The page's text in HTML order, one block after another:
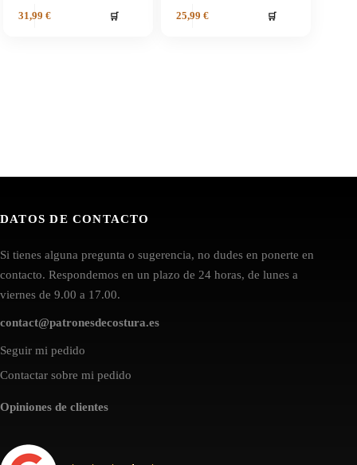
31,99 € 🛒 25,99 € 🛒
DATOS DE CONTACTO
Si tienes alguna pregunta o sugerencia, no dudes en ponerte en
contacto. Respondemos en un plazo de 24 horas, de lunes a
viernes de 9.00 a 17.00.
contact@patronesdecostura.es
Seguir mi pedido
Contactar sobre mi pedido
Opiniones de clientes